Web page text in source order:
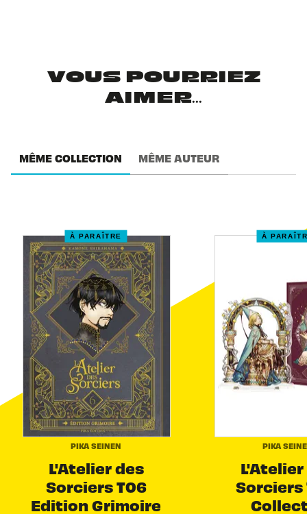
VOUS POURRIEZ
AIMER...
MÊME COLLECTION MÊME AUTEUR
À PARAÎTRE
PIKA SEINEN
L'Atelier des
Sorciers T06
Edition Grimoire
À
PIKA
L'Atelier
Sorciers